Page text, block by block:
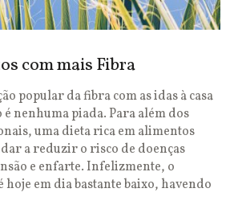
com mais Fibra
popular da fibra com as idas à casa
é nenhuma piada. Para além dos
uma dieta rica em alimentos
a reduzir o risco de doenças
e enfarte. Infelizmente, o
hoje em dia bastante baixo, havendo